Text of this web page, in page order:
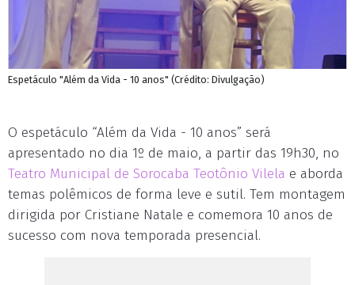
Espetáculo "Além da Vida - 10 anos" (Crédito: Divulgação)
O espetáculo “Além da Vida - 10 anos” será
apresentado no dia 1º de maio, a partir das 19h30, no
Teatro Municipal de Sorocaba Teotônio Vilela e aborda
temas polêmicos de forma leve e sutil. Tem montagem
dirigida por Cristiane Natale e comemora 10 anos de
sucesso com nova temporada presencial.